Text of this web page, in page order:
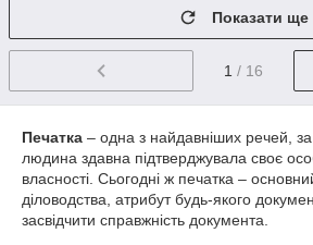
Показати ще
1 / 16
Печатка – одна з найдавніших речей,
людина здавна підтверджувала своє
власності. Сьогодні ж печатка –
діловодства, атрибут будь-якого
засвідчити справжність документа.